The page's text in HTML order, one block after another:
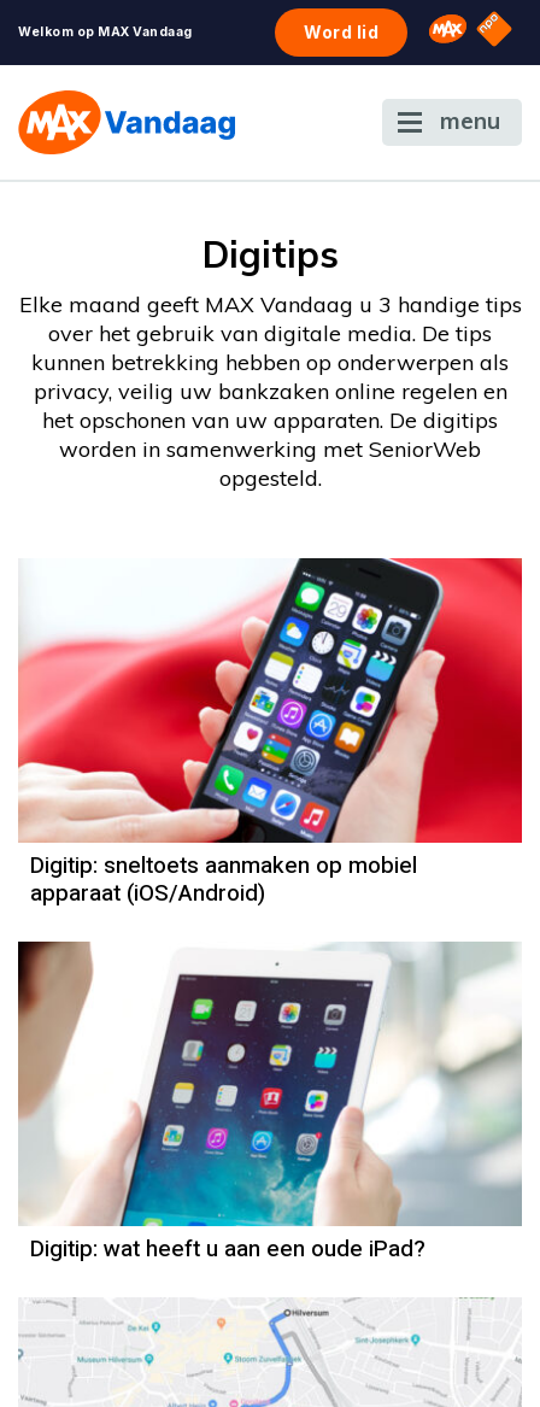
Welkom op MAX Vandaag Word lid Omroep
NPO
menu
Digitips
Elke maand geeft MAX Vandaag u 3 handige tips
over het gebruik van digitale media. De tips
kunnen betrekking hebben op onderwerpen als
privacy, veilig uw bankzaken online regelen en
het opschonen van uw apparaten. De digitips
worden in samenwerking met SeniorWeb
opgesteld.
Digitip: sneltoets aanmaken op mobiel
apparaat (iOS/Android)
Digitip: wat heeft u aan een oude iPad?